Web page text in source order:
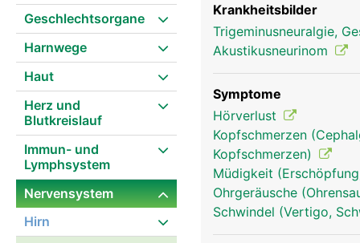
Geschlechtsorgane
Harnwege
Haut
Herz und
Blutkreislauf
Immun- und
Lymphsystem
Nervensystem
Hirn
ist der Hör- und
das
die Herzfunktion und
die Tonbildung und
Hirnnerv ist der
Hirnnerv bewegt die
Krankheitsbilder
Trigeminusneuralgie,
Akustikusneurinom
Symptome
Hörverlust
Kopfschmerzen
Kopfschmerzen)
Müdigkeit
Ohrgeräusche
Schwindel (Vertigo,